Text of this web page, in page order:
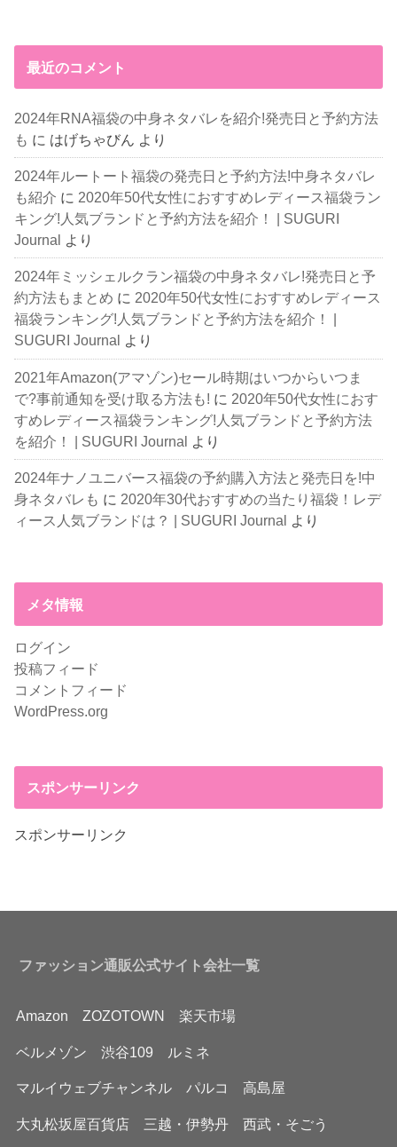
最近のコメント
2024年RNA福袋の中身ネタバレを紹介!発売日と予約方法
も に はげちゃびん より
2024年ルートート福袋の発売日と予約方法!中身ネタバレ
も紹介 に 2020年50代女性におすすめレディース福袋ラン
キング!人気ブランドと予約方法を紹介！ | SUGURI
Journal より
2024年ミッシェルクラン福袋の中身ネタバレ!発売日と予
約方法もまとめ に 2020年50代女性におすすめレディース
福袋ランキング!人気ブランドと予約方法を紹介！ |
SUGURI Journal
より
2021年Amazon(アマゾン)セール時期はいつからいつま
で?事前通知を受け取る方法も! に 2020年50代女性におす
すめレディース福袋ランキング!人気ブランドと予約方法
を紹介！ | SUGURI Journal より
2024年ナノユニバース福袋の予約購入方法と発売日を!中
身ネタバレも に 2020年30代おすすめの当たり福袋！レデ
ィース人気ブランドは？ | SUGURI Journal
より
メタ情報
ログイン
投稿フィード
コメントフィード
WordPress.org
スポンサーリンク
スポンサーリンク
ファッション通販公式サイト会社一覧
Amazon ZOZOTOWN 楽天市場
ベルメゾン 渋谷109 ルミネ
マルイウェブチャンネル パルコ 高島屋
大丸松坂屋百貨店 三越・伊勢丹 西武・そごう